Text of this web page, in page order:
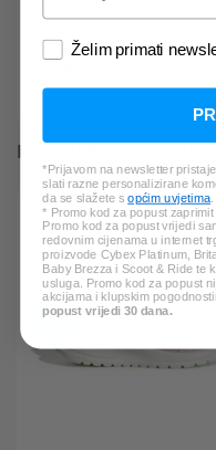
39,96 €
*Najniža cijena u zadnjih 30
PROVJERITE I DRUGE
Želim primati
*Prijavom na newsletter
slati razne personalizirane
da se slažete sopćim uvjetima.
* Promo kod za popust
Promo kod za popust vrijedi
redovnim cijenama u internet
proizvode Cybex Platinum,
Baby Brezza i Scoot & Ride te
usluga. Promo kod za popust
akcijama i klupskim
popust vrijedi 30 dana.